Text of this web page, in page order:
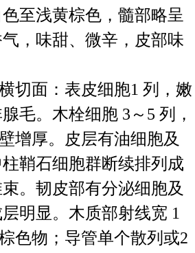
至浅黄棕色，髓部略呈
，味甜、微辛，皮部味
切面：表皮细胞1 列，嫩
毛。木栓细胞 3～5 列，
增厚。皮层有油细胞及
鞘石细胞群断续排列成
。韧皮部有分泌细胞及
明显。木质部射线宽 1
色物；导管单个散列或2